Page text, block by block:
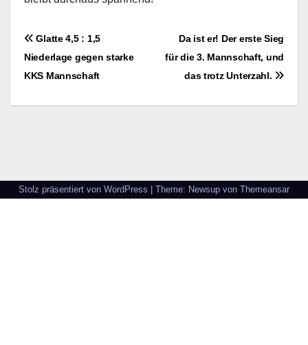
BeitragsnavigationDa ist er! Der erste Sieg
für die 3. Mannschaft, und
das trotz Unterzahl.
Glatte 4,5 : 1,5
Niederlage gegen starke
KKS Mannschaft
Stolz präsentiert von WordPress Theme: Newsup von Themeansar